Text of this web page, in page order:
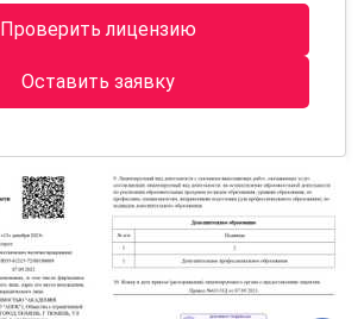
Проверить лицензию
Оставить заявку